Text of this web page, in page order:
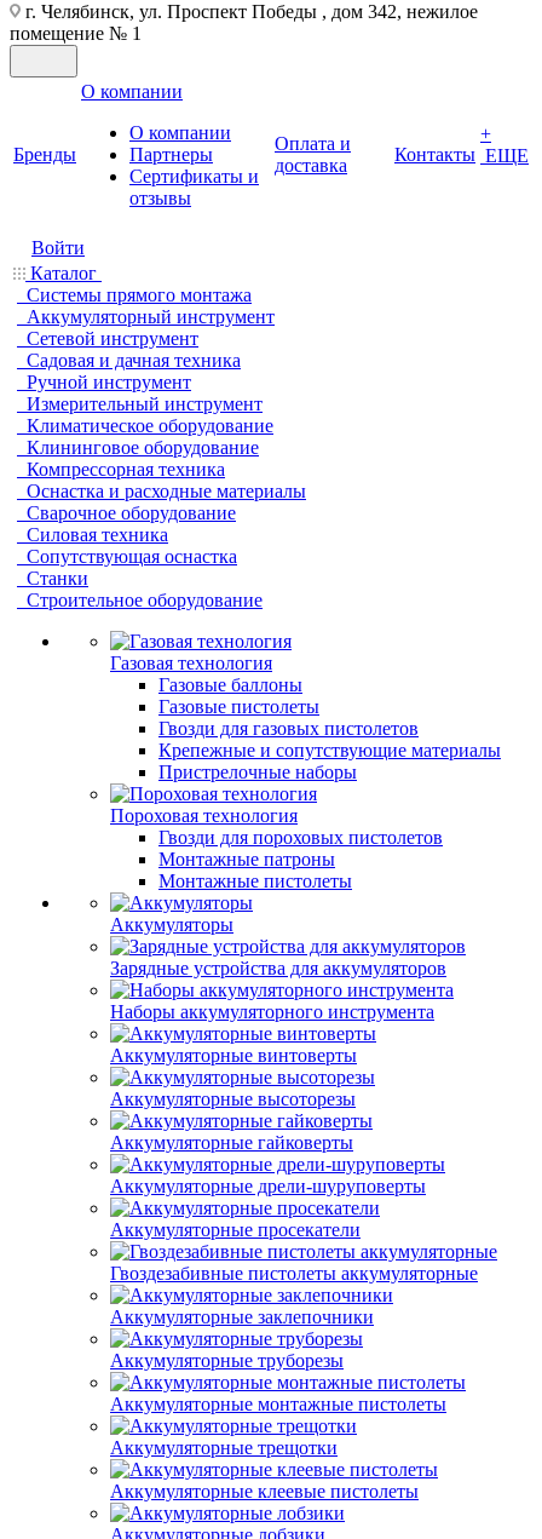
г. Челябинск, ул. Проспект Победы , дом 342, нежилое
помещение № 1
Бренды
О компании
О компании
Партнеры
Cертификаты и
отзывы
Оплата и
доставка
Контакты
+
ЕЩЕ
Войти
Каталог
Системы прямого монтажа
Аккумуляторный инструмент
Сетевой инструмент
Садовая и дачная техника
Ручной инструмент
Измерительный инструмент
Климатическое оборудование
Клининговое оборудование
Компрессорная техника
Оснастка и расходные материалы
Сварочное оборудование
Силовая техника
Сопутствующая оснастка
Станки
Строительное оборудование
Газовая технология
Газовые баллоны
Газовые пистолеты
Гвозди для газовых пистолетов
Крепежные и сопутствующие материалы
Пристрелочные наборы
Пороховая технология
Гвозди для пороховых пистолетов
Монтажные патроны
Монтажные пистолеты
Аккумуляторы
Зарядные устройства для аккумуляторов
Наборы аккумуляторного инструмента
Аккумуляторные винтоверты
Аккумуляторные высоторезы
Аккумуляторные гайковерты
Аккумуляторные дрели-шуруповерты
Аккумуляторные просекатели
Гвоздезабивные пистолеты аккумуляторные
Аккумуляторные заклепочники
Аккумуляторные труборезы
Аккумуляторные монтажные пистолеты
Аккумуляторные трещотки
Аккумуляторные клеевые пистолеты
Аккумуляторные лобзики